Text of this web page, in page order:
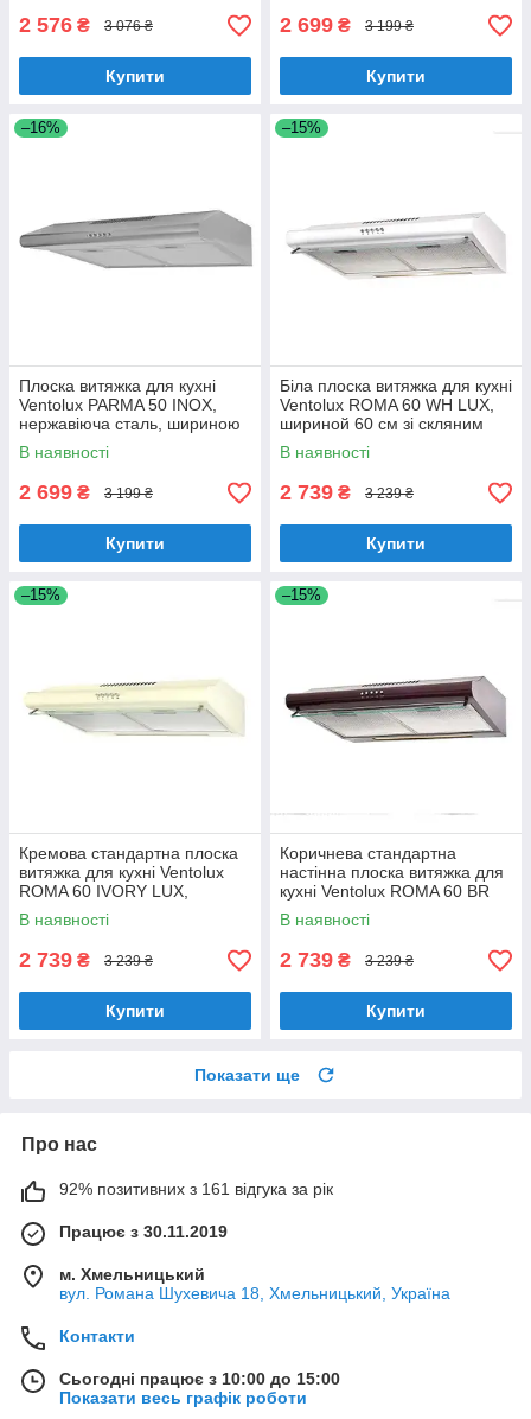
2 576 ₴ 3 076 ₴
Купити
2 699 ₴ 3 199 ₴
Купити
–16%
Плоска витяжка для кухні
Ventolux PARMA 50 INOX,
нержавіюча сталь, шириною
50 см, під навісну шафу
В наявності
2 699 ₴ 3 199 ₴
Купити
–15%
Біла плоска витяжка для кухні
Ventolux ROMA 60 WH LUX,
шириной 60 см зі скляним
козирком
В наявності
2 739 ₴ 3 239 ₴
Купити
–15%
Кремова стандартна плоска
витяжка для кухні Ventolux
ROMA 60 IVORY LUX,
шириною 60 см, під навісну
шафу
В наявності
2 739 ₴ 3 239 ₴
Купити
–15%
Коричнева стандартна
настінна плоска витяжка для
кухні Ventolux ROMA 60 BR
LUX, шириною 60 см
В наявності
2 739 ₴ 3 239 ₴
Купити
Показати ще
Про нас
92% позитивних з 161 відгука за рік
Працює з 30.11.2019
м. Хмельницький
вул. Романа Шухевича 18, Хмельницький, Україна
Контакти
Сьогодні працює з 10:00 до 15:00
Показати весь графік роботи